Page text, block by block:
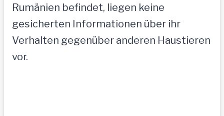
Rumänien befindet, liegen keine
gesicherten Informationen über ihr
Verhalten gegenüber anderen Haustieren
vor.